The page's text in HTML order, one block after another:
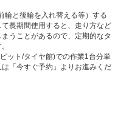
輪と後輪を入れ替える等）する
長期間使用すると、走り方など
うことがあるので、定期的なタ
ット/タイヤ館)での作業1台分単
「今すぐ予約」よりお進みくだ